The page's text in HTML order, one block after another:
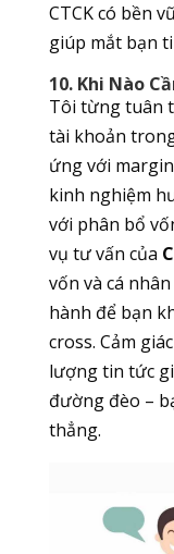
CTCK có bền
giúp mắt bạn
10. Khi Nào
Tôi từng tuân
tài khoản
ứng với
kinh nghiệm
với phân bổ
vụ tư vấn của
vốn và cá
hành để bạn
cross. Cảm
lượng tin tức
đường đèo –
thẳng.